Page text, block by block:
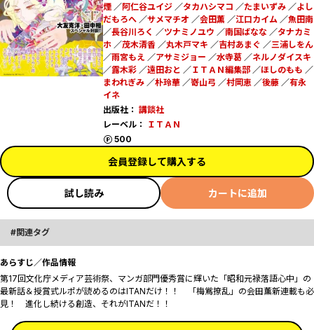
煙／阿仁谷ユイジ／タカハシマコ ／たまいずみ／よし
だもろへ／サメマチオ ／会田薫／江口カイム／魚田南
／長谷川ろく ／ツナミノユウ ／南国ばなな／タナカミ
ホ／茂木清香／丸木戸マキ ／吉村あまぐ ／三浦しをん
／雨宮もえ ／アサミジョー ／水寺葛／ネルノダイスキ
／露木彩／遠田おと ／ＩＴＡＮ編集部／ほしのもも ／
まわれぎみ／朴玲華／嵜山弓 ／村岡恵／後藤／有永
イネ
出版社： 講談社
レーベル：
ＩＴＡＮ
500
会員登録して購入する
試し読み カートに追加
関連タグ
あらすじ／作品情報
第17回文化庁メディア芸術祭、マンガ部門優秀賞に輝いた「昭和元禄落語心中」の
最新話＆授賞式ルポが読めるのはITANだけ！！ 「梅鴬撩乱」の会田薫新連載も必
見！ ――進化し続ける創造、それがITANだ！！